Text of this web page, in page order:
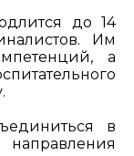
до 14
Им
а
в
направления